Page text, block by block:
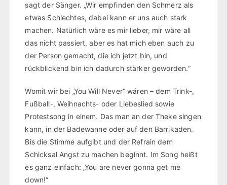
sagt der Sänger. „Wir empfinden den Schmerz als
etwas Schlechtes, dabei kann er uns auch stark
machen. Natürlich wäre es mir lieber, mir wäre all
das nicht passiert, aber es hat mich eben auch zu
der Person gemacht, die ich jetzt bin, und
rückblickend bin ich dadurch stärker geworden.“
Womit wir bei „You Will Never“ wären – dem Trink-,
Fußball-, Weihnachts- oder Liebeslied sowie
Protestsong in einem. Das man an der Theke singen
kann, in der Badewanne oder auf den Barrikaden.
Bis die Stimme aufgibt und der Refrain dem
Schicksal Angst zu machen beginnt. Im Song heißt
es ganz einfach: „You are never gonna get me
down!“